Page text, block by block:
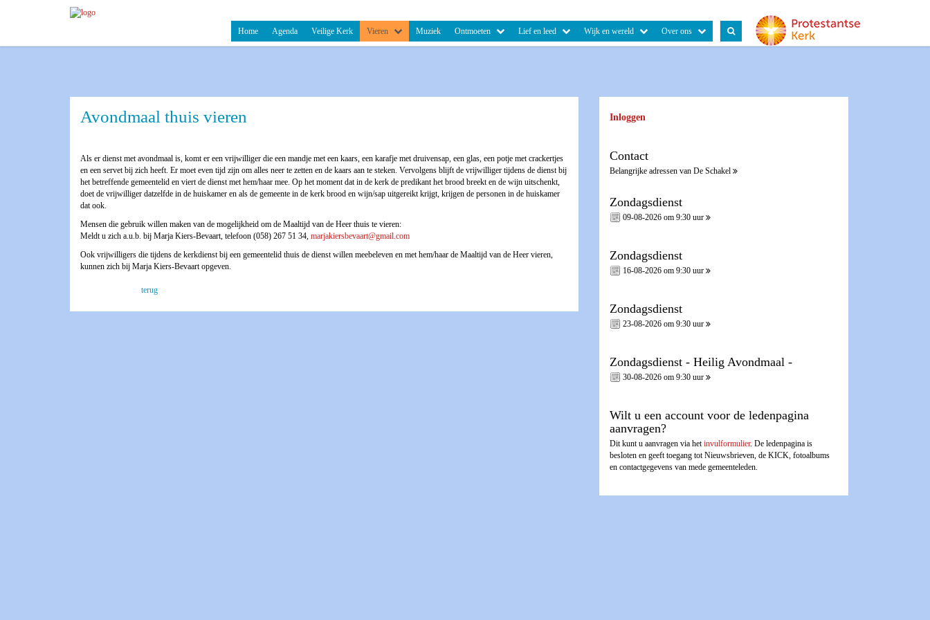
Home Agenda Veilige Kerk Vieren Muziek Ontmoeten Lief en leed Wijk en wereld Over ons
Avondmaal thuis vieren
Als er dienst met avondmaal is, komt er een vrijwilliger die een mandje met een kaars, een karafje met druivensap, een glas, een potje met crackertjes
en een servet bij zich heeft. Er moet even tijd zijn om alles neer te zetten en de kaars aan te steken. Vervolgens blijft de vrijwilliger tijdens de dienst bij
het betreffende gemeentelid en viert de dienst met hem/haar mee. Op het moment dat in de kerk de predikant het brood breekt en de wijn uitschenkt,
doet de vrijwilliger datzelfde in de huiskamer en als de gemeente in de kerk brood en wijn/sap uitgereikt krijgt, krijgen de personen in de huiskamer
dat ook.
Mensen die gebruik willen maken van de mogelijkheid om de Maaltijd van de Heer thuis te vieren:
Meldt u zich a.u.b. bij Marja Kiers-Bevaart, telefoon (058) 267 51 34, marjakiersbevaart@gmail.com
Ook vrijwilligers die tijdens de kerkdienst bij een gemeentelid thuis de dienst willen meebeleven en met hem/haar de Maaltijd van de Heer vieren,
kunnen zich bij Marja Kiers-Bevaart opgeven.
terug
Inloggen
Contact
Belangrijke adressen van De Schakel
Zondagsdienst
09-08-2026 om 9:30 uur
Zondagsdienst
16-08-2026 om 9:30 uur
Zondagsdienst
23-08-2026 om 9:30 uur
Zondagsdienst - Heilig Avondmaal -
30-08-2026 om 9:30 uur
Wilt u een account voor de ledenpagina
aanvragen?
Dit kunt u aanvragen via hetinvulformulier. De ledenpagina is
besloten en geeft toegang tot Nieuwsbrieven, de KICK, fotoalbums
en contactgegevens van mede gemeenteleden.